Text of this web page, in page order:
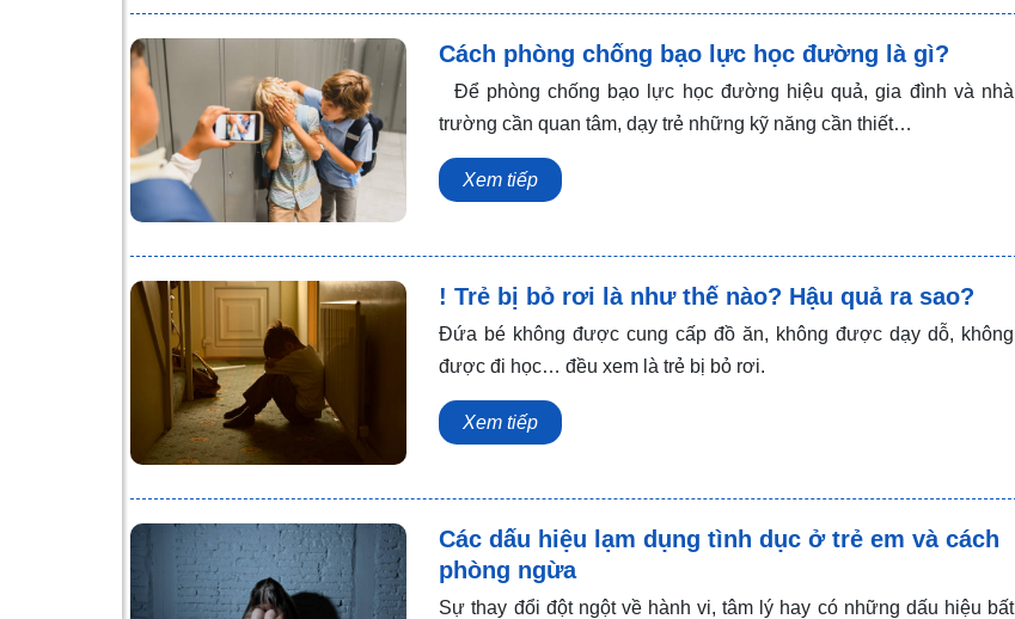
Cách phòng chống bạo lực học đường là gì?
Để phòng chống bạo lực học đường hiệu quả, gia đình và nhà
trường cần quan tâm, dạy trẻ những kỹ năng cần thiết…
Xem tiếp
! Trẻ bị bỏ rơi là như thế nào? Hậu quả ra sao?
Đứa bé không được cung cấp đồ ăn, không được dạy dỗ, không
được đi học… đều xem là trẻ bị bỏ rơi.
Xem tiếp
Các dấu hiệu lạm dụng tình dục ở trẻ em và cách
phòng ngừa
Sự thay đổi đột ngột về hành vi, tâm lý hay có những dấu hiệu bất